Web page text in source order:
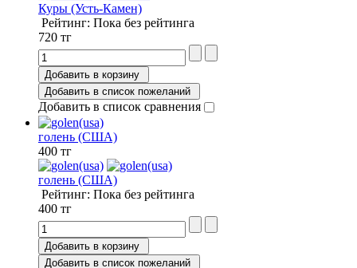
Куры (Усть-Камен)
Рейтинг: Пока без рейтинга
720 тг
Добавить в корзину
Добавить в список пожеланий
Добавить в список сравнения
голень (США)
400 тг
голень (США)
Рейтинг: Пока без рейтинга
400 тг
Добавить в корзину
Добавить в список пожеланий